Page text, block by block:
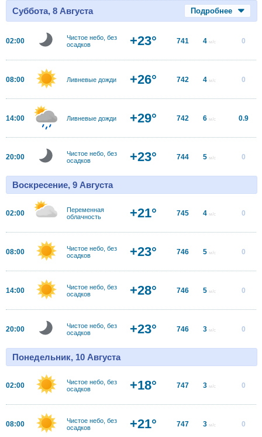
Суббота, 8 Августа Подробнее
02:00
Чистое небо, без
осадков
+23° 741 4 м/с 0
08:00 Ливневые дожди +26° 742 4 м/с 0
14:00 Ливневые дожди +29° 742 6 м/с 0.9
20:00
Чистое небо, без
осадков
+23° 744 5 м/с 0
Воскресение, 9 Августа
02:00
Переменная
облачность
+21° 745 4 м/с 0
08:00
Чистое небо, без
осадков
+23° 746 5 м/с 0
14:00
Чистое небо, без
осадков
+28° 746 5 м/с 0
20:00
Чистое небо, без
осадков
+23° 746 3 м/с 0
Понедельник, 10 Августа
02:00
Чистое небо, без
осадков
+18° 747 3 м/с 0
08:00
Чистое небо, без
осадков
+21° 747 3 м/с 0